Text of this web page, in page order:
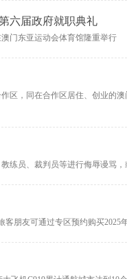
六届政府就职典礼
门东亚运动会体育馆隆重举行
区，同在合作区居住、创业的
员、裁判员等进行侮辱谩骂，
朋友可通过专区预约购买2025